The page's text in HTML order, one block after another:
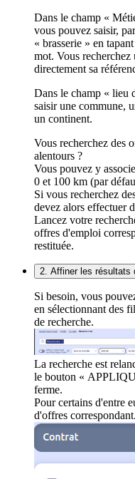
Dans le champ «
vous pouvez saisir,
« brasserie » en
mot. Vous recherchez
directement sa
Dans le champ « lieu
saisir une commune,
un continent.
Vous recherchez des
alentours ?
Vous pouvez y
0 et 100 km (par
Si vous recherchez
devez alors effectuer
Lancez votre
offres d'emploi
restituée.
2. Affiner les résultats
Si besoin, vous
en sélectionnant des
de recherche.
La recherche est
le bouton «
ferme.
Pour certains d'entre
d'offres correspondant.